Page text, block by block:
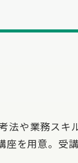
法や業務スキ
を用意。受